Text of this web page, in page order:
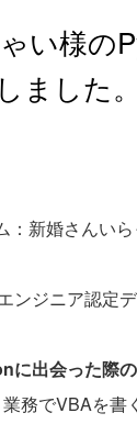
い様の
ました。
：新婚さんい
ンジニア認定
出会った際の
務でVBAを